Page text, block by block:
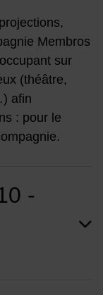
Membros
sur
(théâtre,
afin
: pour le
-